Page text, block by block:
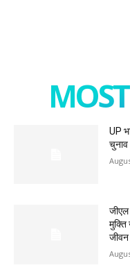
UP
चुनाव
जीएल
मुक्ति
जीवन